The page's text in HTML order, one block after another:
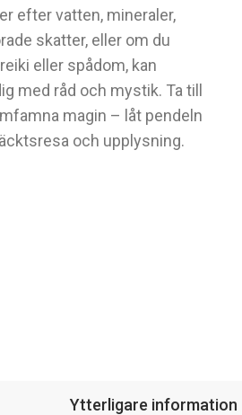
efter vatten, mineraler,
skatter, eller om du
eller spådom, kan
med råd och mystik. Ta till
magin – låt pendeln
och upplysning.
Ytterligare information